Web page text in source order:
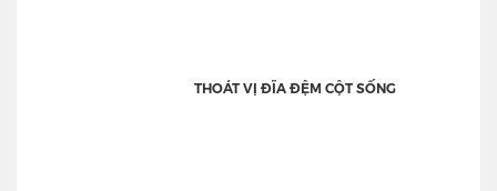
THOÁT VỊ ĐĨA ĐỆM CỘT SỐNG